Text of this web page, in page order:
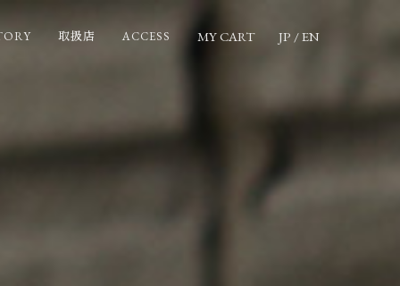
取扱店 ACCESS JP /EN
MY CART